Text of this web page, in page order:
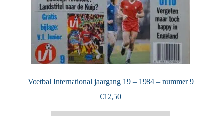
Voetbal International jaargang 19 – 1984 – nummer 9
€12,50